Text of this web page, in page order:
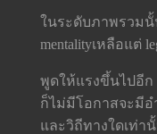
ในระดับภาพรวมนั้
mentalityเหลือแต่
พูดให้แรงขึ้นไปอี
ก็ไม่มีโอกาสจะมีอ
และวิถีทางใดเท่านั้